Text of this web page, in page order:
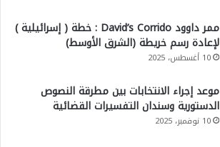
ممر داوود David’s Corrido : خطة ( إسرائيلية )
لإعادة رسم خريطة (الشرق الأوسط)
10 أغسطس، 2025
موعد إجراء الانتخابات بين مطرقة النصوص
الدستورية وسندان التفسيرات القضائية
10 نوفمبر، 2025